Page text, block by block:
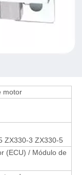
motor
ZX330-3 ZX330-5
(ECU) / Módulo de